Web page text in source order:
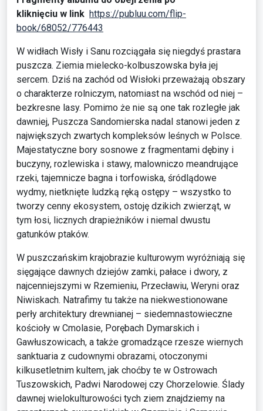
kliknięciu w link https://publuu.com/flip-
book/68052/776443
W widłach Wisły i Sanu rozciągała się niegdyś prastara
puszcza. Ziemia mielecko-kolbuszowska była jej
sercem. Dziś na zachód od Wisłoki przeważają obszary
o charakterze rolniczym, natomiast na wschód od niej –
bezkresne lasy. Pomimo że nie są one tak rozległe jak
dawniej, Puszcza Sandomierska nadal stanowi jeden z
największych zwartych kompleksów leśnych w Polsce.
Majestatyczne bory sosnowe z fragmentami dębiny i
buczyny, rozlewiska i stawy, malowniczo meandrujące
rzeki, tajemnicze bagna i torfowiska, śródlądowe
wydmy, nietknięte ludzką ręką ostępy – wszystko to
tworzy cenny ekosystem, ostoję dzikich zwierząt, w
tym łosi, licznych drapieżników i niemal dwustu
gatunków ptaków.
W puszczańskim krajobrazie kulturowym wyróżniają się
sięgające dawnych dziejów zamki, pałace i dwory, z
najcenniejszymi w Rzemieniu, Przecławiu, Weryni oraz
Niwiskach. Natrafimy tu także na niekwestionowane
perły architektury drewnianej – siedemnastowieczne
kościoły w Cmolasie, Porębach Dymarskich i
Gawłuszowicach, a także gromadzące rzesze wiernych
sanktuaria z cudownymi obrazami, otoczonymi
kilkusetletnim kultem, jak choćby te w Ostrowach
Tuszowskich, Padwi Narodowej czy Chorzelowie. Ślady
dawnej wielokulturowości tych ziem znajdziemy na